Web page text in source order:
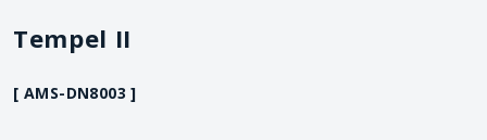
Tempel II
[ AMS-DN8003 ]